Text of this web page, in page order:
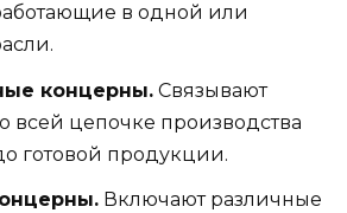
в одной или
концерны. Связывают
всей цепочке производства
готовой продукции.
Включают различные